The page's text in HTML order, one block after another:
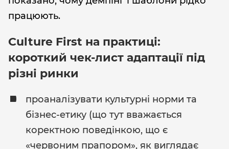
працюють.
Culture First на практиці:
короткий чек-лист адаптації під
різні ринки
проаналізувати культурні норми та
бізнес-етику (що тут вважається
коректною поведінкою, що є
«червоним прапором», як виглядає